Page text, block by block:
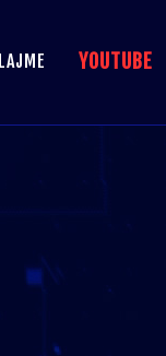
LAJME YOUTUBE